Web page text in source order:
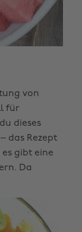
von
für
dieses
das Rezept
gibt eine
Da